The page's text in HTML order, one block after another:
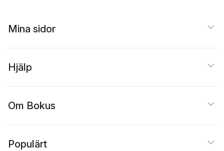
Mina sidor
Hjälp
Om Bokus
Populärt